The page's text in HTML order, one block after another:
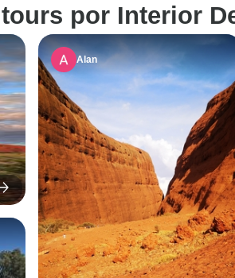
vincularse y
Nuestras
encantadoras
Kings Creek
noche. Tengo
de haberme
amigos nuevos.
excursión y a
por Interior
Alan